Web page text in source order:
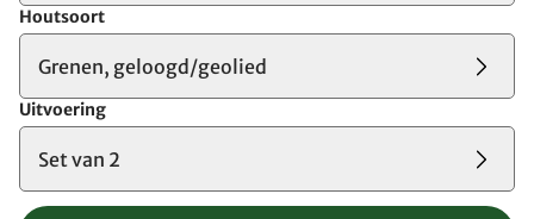
Houtsoort
Grenen, geloogd/geolied
Uitvoering
Set van 2